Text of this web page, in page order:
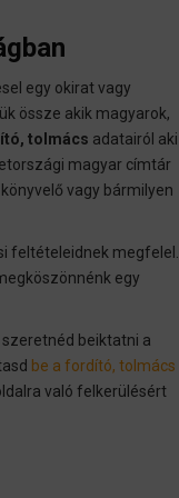
egy okirat vagy
össze akik magyarok,
tolmács adatairól aki
magyar címtár
vagy bármilyen
feltételeidnek megfelel.
egy
beiktatni a
be a fordító, tolmács
való felkerülésért